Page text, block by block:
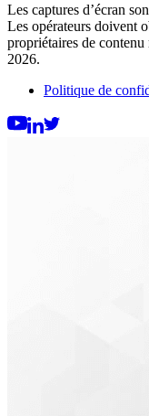
Les captures d’écran
Les opérateurs doivent
propriétaires de
2026.
Politique de